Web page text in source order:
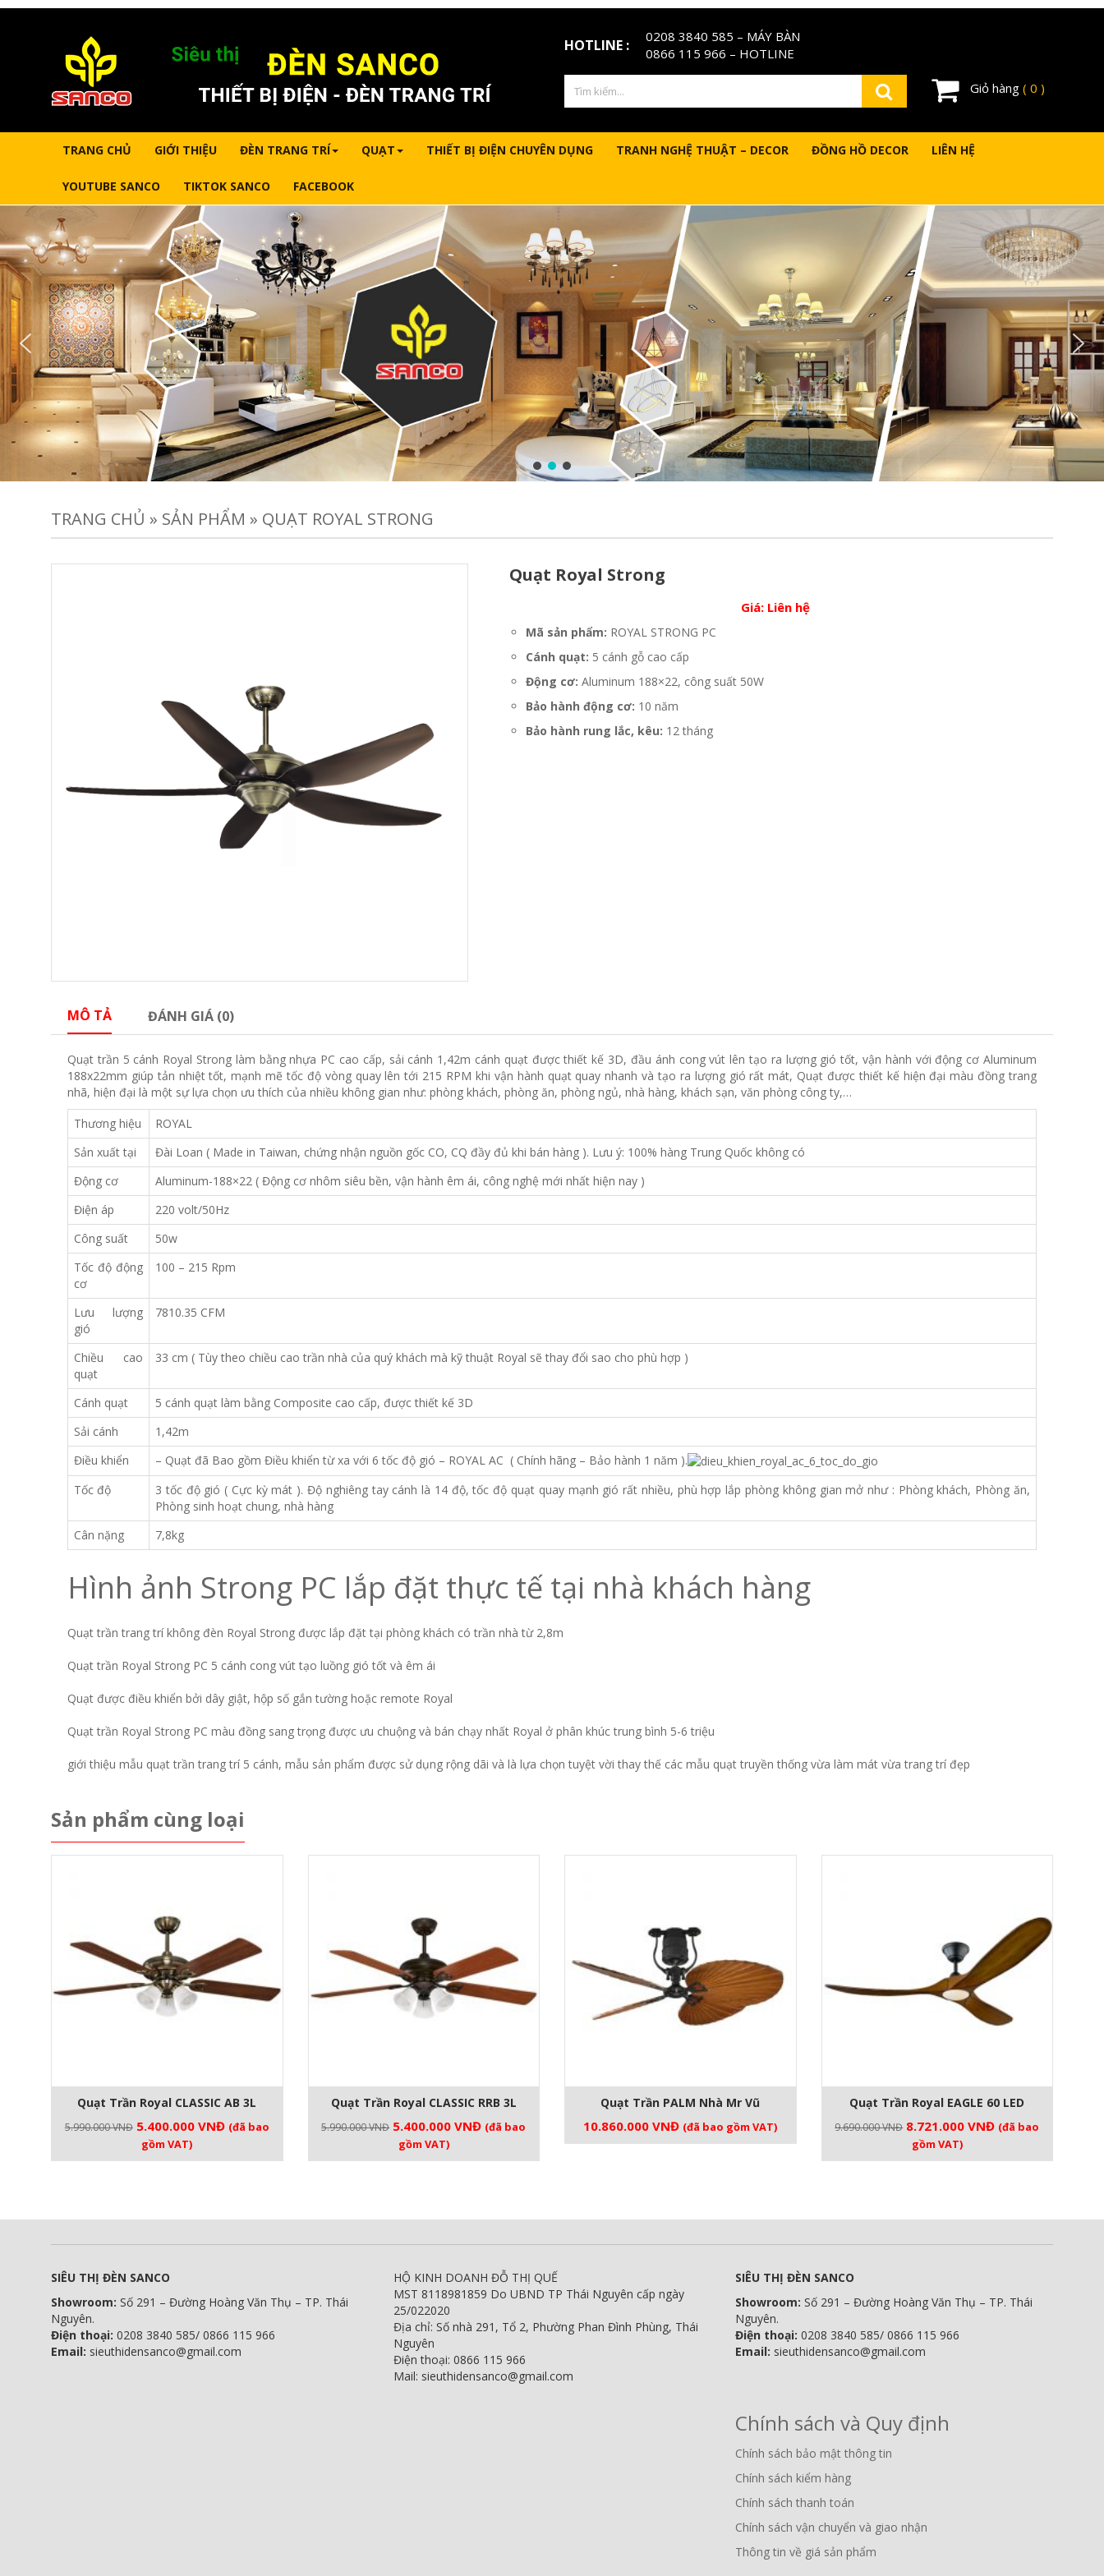
HOTLINE : 0208 3840 585 – MÁY BÀN
0866 115 966 – HOTLINE
Giỏ hàng ( 0 )
TRANG CHỦ GIỚI THIỆU ĐÈN TRANG TRÍ QUẠT THIẾT BỊ ĐIỆN CHUYÊN DỤNG TRANH NGHỆ THUẬT – DECOR ĐỒNG HỒ DECOR LIÊN HỆ
YOUTUBE SANCO TIKTOK SANCO FACEBOOK
TRANG CHỦ » SẢN PHẨM » QUẠT ROYAL STRONG
Quạt Royal Strong
Giá: Liên hệ
Mã sản phẩm: ROYAL STRONG PC
Cánh quạt: 5 cánh gỗ cao cấp
Động cơ: Aluminum 188×22, công suất 50W
Bảo hành động cơ: 10 năm
Bảo hành rung lắc, kêu: 12 tháng
MÔ TẢ ĐÁNH GIÁ (0)
Quạt trần 5 cánh Royal Strong làm bằng nhựa PC cao cấp, sải cánh 1,42m cánh quạt được thiết kế 3D, đầu ánh cong vút lên tạo ra lượng gió tốt, vận hành với động cơ Aluminum
188x22mm giúp tản nhiệt tốt, mạnh mẽ tốc độ vòng quay lên tới 215 RPM khi vận hành quạt quay nhanh và tạo ra lượng gió rất mát, Quạt được thiết kế hiện đại màu đồng trang
nhã, hiện đại là một sự lựa chọn ưu thích của nhiều không gian như: phòng khách, phòng ăn, phòng ngủ, nhà hàng, khách sạn, văn phòng công ty,…
Thương hiệu
ROYAL
Sản xuất tại
Đài Loan ( Made in Taiwan, chứng nhận nguồn gốc CO, CQ đầy đủ khi bán hàng ). Lưu ý: 100% hàng Trung Quốc không có
Động cơ
Aluminum-188×22 ( Động cơ nhôm siêu bền, vận hành êm ái, công nghệ mới nhất hiện nay )
Điện áp
220 volt/50Hz
Công suất
50w
Tốc độ động
cơ
100 – 215 Rpm
Lưu lượng
gió
7810.35 CFM
Chiều cao
quạt
33 cm ( Tùy theo chiều cao trần nhà của quý khách mà kỹ thuật Royal sẽ thay đổi sao cho phù hợp )
Cánh quạt
5 cánh quạt làm bằng Composite cao cấp, được thiết kế 3D
Sải cánh
1,42m
Điều khiển
– Quạt đã Bao gồm Điều khiển từ xa với 6 tốc độ gió – ROYAL AC ( Chính hãng – Bảo hành 1 năm ).
Tốc độ
3 tốc độ gió ( Cực kỳ mát ). Độ nghiêng tay cánh là 14 độ, tốc độ quạt quay mạnh gió rất nhiều, phù hợp lắp phòng không gian mở như : Phòng khách, Phòng ăn,
Phòng sinh hoạt chung, nhà hàng
Cân nặng
7,8kg
Hình ảnh Strong PC lắp đặt thực tế tại nhà khách hàng
Quạt trần trang trí không đèn Royal Strong được lắp đặt tại phòng khách có trần nhà từ 2,8m
Quạt trần Royal Strong PC 5 cánh cong vút tạo luồng gió tốt và êm ái
Quạt được điều khiển bởi dây giật, hộp số gắn tường hoặc remote Royal
Quạt trần Royal Strong PC màu đồng sang trọng được ưu chuộng và bán chạy nhất Royal ở phân khúc trung bình 5-6 triệu
giới thiệu mẫu quạt trần trang trí 5 cánh, mẫu sản phẩm được sử dụng rộng dãi và là lựa chọn tuyệt vời thay thế các mẫu quạt truyền thống vừa làm mát vừa trang trí đẹp
Sản phẩm cùng loại
Quạt Trần Royal CLASSIC AB 3L
5.990.000VNĐ Giá
gốc
là:
5.400.000 VNĐGiá
tại
(đã bao
gồm VAT)
Quạt Trần Royal CLASSIC RRB 3L
5.990.000VNĐ Giá
gốc
là:
5.400.000VNĐGiá
tại
(đã bao
gồm VAT)
Quạt Trần PALM Nhà Mr Vũ
10.860.000VNĐ (đã bao gồm VAT)
Quạt Trần Royal EAGLE 60 LED
9.690.000VNĐ Giá
gốc
là:
8.721.000VNĐGiá
tại
(đã bao
gồm VAT)
SIÊU THỊ ĐÈN SANCO
Showroom: Số 291 – Đường Hoàng Văn Thụ – TP. Thái
Nguyên.
Điện thoại: 0208 3840 585/ 0866 115 966
Email: sieuthidensanco@gmail.com
HỘ KINH DOANH ĐỖ THỊ QUẾ
MST 8118981859 Do UBND TP Thái Nguyên cấp ngày
25/022020
Địa chỉ: Số nhà 291, Tổ 2, Phường Phan Đình Phùng, Thái
Nguyên
Điện thoại: 0866 115 966
Mail: sieuthidensanco@gmail.com
SIÊU THỊ ĐÈN SANCO
Showroom:Số 291 – Đường Hoàng Văn Thụ – TP. Thái
Nguyên.
Điện thoại: 0208 3840 585/ 0866 115 966
Email: sieuthidensanco@gmail.com
Chính sách và Quy định
Chính sách bảo mật thông tin
Chính sách kiểm hàng
Chính sách thanh toán
Chính sách vận chuyển và giao nhận
Thông tin về giá sản phẩm